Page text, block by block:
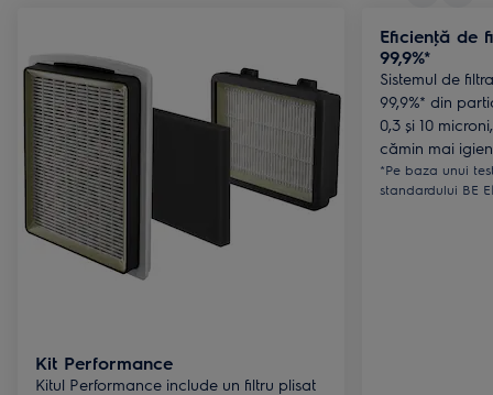
Kit Performance
Kitul Performance include un filtru plisat
Eficienţă de
99,9%*
Sistemul de
99,9%* din
0,3 și 10
cămin mai
*Pe baza unui
standardului BE